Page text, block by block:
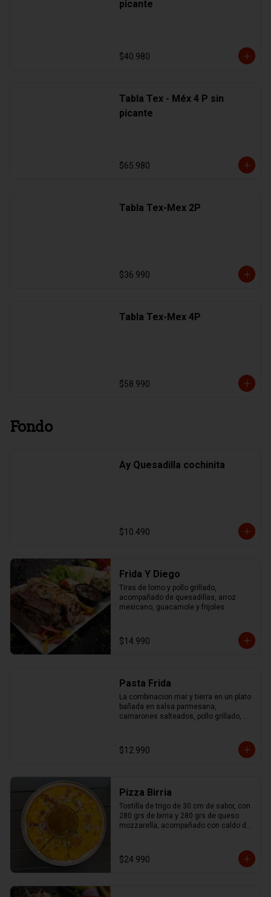
picante
$40.980
Tabla Tex - Méx 4 P sin
picante
$65.980
Tabla Tex-Mex 2P
$36.990
Tabla Tex-Mex 4P
$58.990
Fondo
Ay Quesadilla cochinita
$10.490
Frida Y Diego
Tiras de lomo y pollo grillado,
acompañado de quesadillas, arroz
mexicano, guacamole y frijoles
$14.990
Pasta Frida
La combinacion mar y tierra en un plato
bañada en salsa parmesana,
camarones salteados, pollo grillado,
$12.990
Pizza Birria
Tostilla de trigo de 30 cm de sabor, con
280 grs de birria y 280 grs de queso
mozzarella, acompañado con caldo de
$24.990